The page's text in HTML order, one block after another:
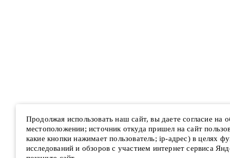
Продолжая использовать наш сайт, вы даете согласие на
местоположении; источник откуда пришел на сайт
какие кнопки нажимает пользователь; ip-адрес) в целях
исследований и обзоров с участием интернет сервиса